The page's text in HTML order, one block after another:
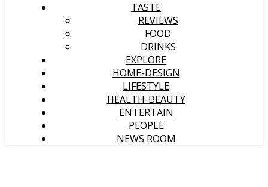
TASTE
REVIEWS
FOOD
DRINKS
EXPLORE
HOME-DESIGN
LIFESTYLE
HEALTH-BEAUTY
ENTERTAIN
PEOPLE
NEWS ROOM